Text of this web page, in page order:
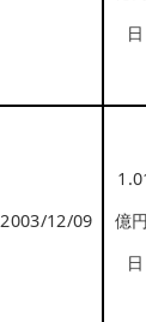
日
2003/12/09
億
日